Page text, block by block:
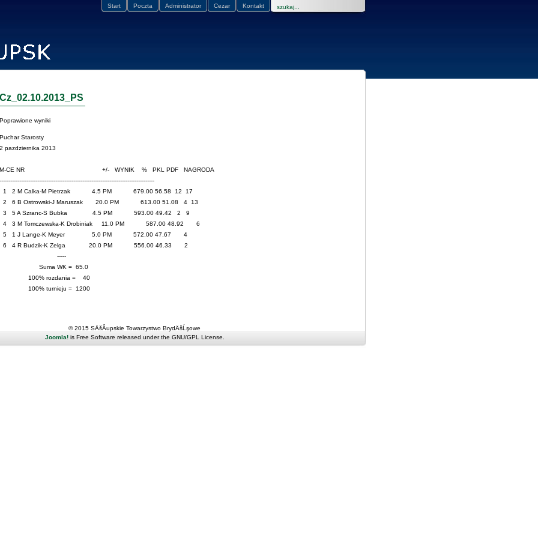
Start Poczta Administrator Cezar Kontakt
Cz_02.10.2013_PS
Poprawione wyniki
Puchar Starosty
2 pazdziernika 2013
M-CE NR +/- WYNIK % PKL PDF NAGRODA
--------------------------------------------------------------------------------------
1 2 M Calka-M Pietrzak 4.5 PM 679.00 56.58 12 17
2 6 B Ostrowski-J Maruszak 20.0 PM 613.00 51.08 4 13
3 5 A Szranc-S Bubka 4.5 PM 593.00 49.42 2 9
4 3 M Tomczewska-K Drobiniak 11.0 PM 587.00 48.92 6
5 1 J Lange-K Meyer 5.0 PM 572.00 47.67 4
6 4 R Budzik-K Zelga 20.0 PM 556.00 46.33 2
-----
Suma WK = 65.0
100% rozdania = 40
100% turnieju = 1200
© 2015 SÄšÂupskie Towarzystwo BrydÄšĹşowe
Joomla!is Free Software released under the GNU/GPL License.